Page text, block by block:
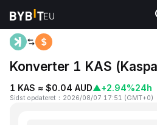
Hjem KAS to AUD
Konverter 1 KAS
1 KAS ≈ $0.04 AUD▲+2.94%24h
Sidst opdateret ： 2026/08/07 17:51 (GMT+0)